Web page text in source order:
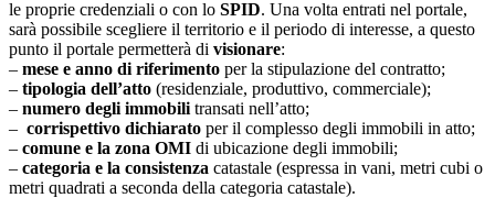
le proprie credenziali o con lo SPID. Una volta entrati nel portale,
sarà possibile scegliere il territorio e il periodo di interesse, a questo
punto il portale permetterà di visionare:
– mese e anno di riferimento per la stipulazione del contratto;
– tipologia dell’atto (residenziale, produttivo, commerciale);
– numero degli immobili transati nell’atto;
– corrispettivo dichiarato per il complesso degli immobili in atto;
– comune e la zona OMI di ubicazione degli immobili;
– categoria e la consistenza catastale (espressa in vani, metri cubi o
metri quadrati a seconda della categoria catastale).